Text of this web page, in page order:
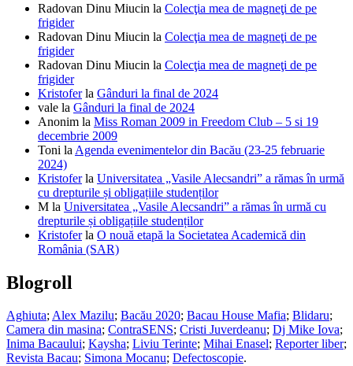
Radovan Dinu Miucin la Colecţia mea de magneţi de pe
frigider
Radovan Dinu Miucin la Colecţia mea de magneţi de pe
frigider
Radovan Dinu Miucin la Colecţia mea de magneţi de pe
frigider
Kristoferla Gânduri la final de 2024
vale la Gânduri la final de 2024
Anonim la Miss Roman 2009 in Freedom Club – 5 si 19
decembrie 2009
Toni la Agenda evenimentelor din Bacău (23-25 februarie
2024)
Kristoferla Universitatea „Vasile Alecsandri” a rămas în urmă
cu drepturile și obligațiile studenților
M la Universitatea „Vasile Alecsandri” a rămas în urmă cu
drepturile și obligațiile studenților
Kristoferla O nouă etapă la Societatea Academică din
România (SAR)
Blogroll
Aghiuta;Alex Mazilu; Bacău 2020; Bacau House Mafia; Blidaru;
Camera din masina; ContraSENS; Cristi Juverdeanu; Dj Mike Iova;
Inima Bacaului; Kaysha; Liviu Terinte; Mihai Enasel; Reporter liber;
Revista Bacau; Simona Mocanu; Defectoscopie.